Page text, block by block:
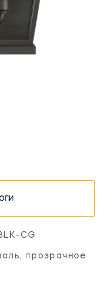
CG
прозрачное